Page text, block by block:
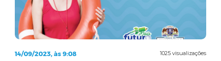
1025 visualizações
14/09/2023, às 9:08